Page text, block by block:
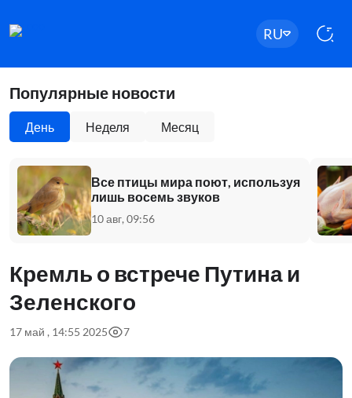
RU
Популярные новости
День Неделя Месяц
Все птицы мира поют, используя
лишь восемь звуков
10 авг, 09:56
Кремль о встрече Путина и
Зеленского
17 май , 14:55 2025 7